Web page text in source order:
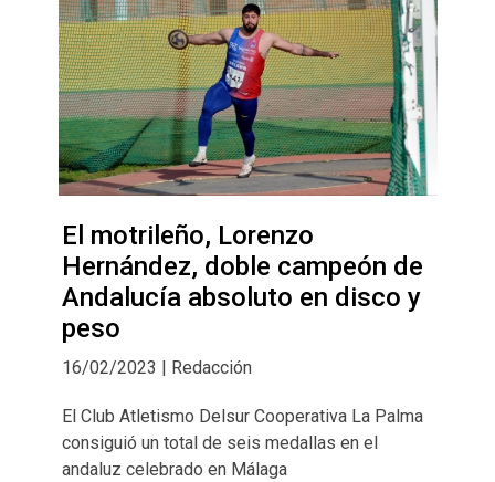
El motrileño, Lorenzo
Hernández, doble campeón de
Andalucía absoluto en disco y
peso
16/02/2023 | Redacción
El Club Atletismo Delsur Cooperativa La Palma
consiguió un total de seis medallas en el
andaluz celebrado en Málaga